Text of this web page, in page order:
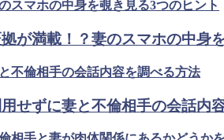
が満載！？妻のスマホの中身
せずに妻と不倫相手の会話内